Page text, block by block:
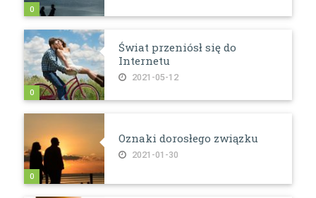
0
Świat przeniósł się do
Internetu
2021-05-12
0
Oznaki dorosłego związku
2021-01-30
0